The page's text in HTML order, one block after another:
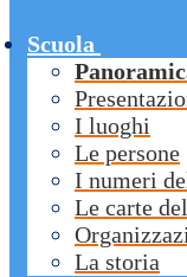
Scuola
I luoghi
Le persone
I numeri
Le carte
La storia